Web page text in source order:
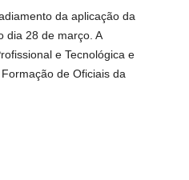
da aplicação da
dia 28 de março. A
e Tecnológica e
de Oficiais da